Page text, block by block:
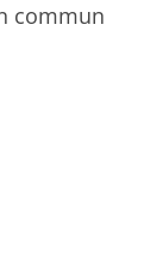
commun